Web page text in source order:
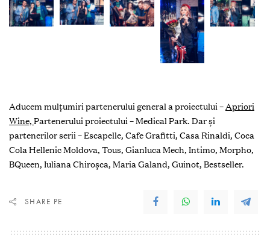
Aducem mulțumiri partenerului general a proiectului –Apriori
Wine, Partenerului proiectului – Medical Park. Dar și
partenerilor serii – Escapelle, Cafe Grafitti, Casa Rinaldi, Coca
Cola Hellenic Moldova, Tous, Gianluca Mech, Intimo, Morpho,
BQueen, Iuliana Chiroșca, Maria Galand, Guinot, Bestseller.
SHARE PE